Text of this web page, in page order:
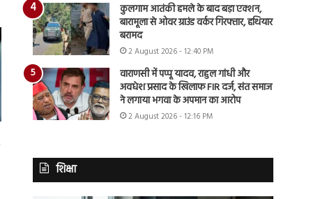
कुलगाम आतंकी हमले के बाद बड़ा एक्शन,
बारामूला से ओवर ग्राउंड वर्कर गिरफ्तार, हथियार
बरामद
2 August 2026 - 12:40 PM
वाराणसी में पप्पू यादव, राहुल गांधी और
अवधेश प्रसाद के खिलाफ FIR दर्ज, संत समाज
ने लगाया भगवा के अपमान का आरोप
2 August 2026 - 12:16 PM
शिक्षा